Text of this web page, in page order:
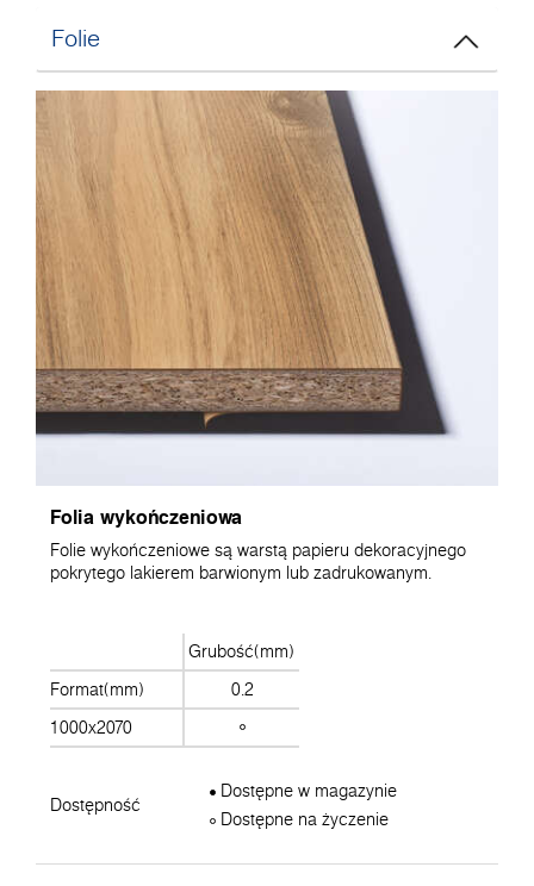
Folie
Folia wykończeniowa
Folie wykończeniowe są warstą papieru dekoracyjnego
pokrytego lakierem barwionym lub zadrukowanym.
Grubość(mm)
Format(mm)
0.2
1000x2070
Dostępność
Dostępne w magazynie
Dostępne na życzenie